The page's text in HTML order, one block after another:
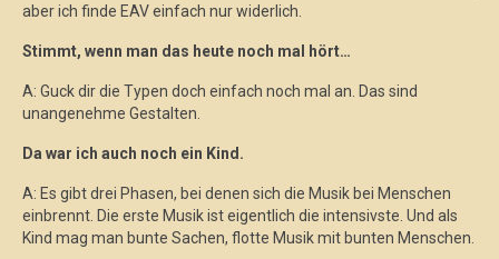
aber ich finde EAV einfach nur widerlich.
Stimmt, wenn man das heute noch mal hört…
A: Guck dir die Typen doch einfach noch mal an. Das sind
unangenehme Gestalten.
Da war ich auch noch ein Kind.
A: Es gibt drei Phasen, bei denen sich die Musik bei Menschen
einbrennt. Die erste Musik ist eigentlich die intensivste. Und als
Kind mag man bunte Sachen, flotte Musik mit bunten Menschen.